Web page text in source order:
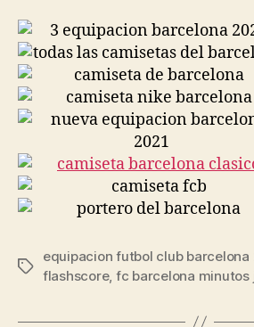
Etiquetas
equipacion futbol club barcelona
flashscore, fc barcelona minutos